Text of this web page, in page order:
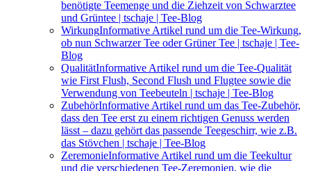
benötigte Teemenge und die Ziehzeit von Schwarztee
und Grüntee | tschaje | Tee-Blog
WirkungInformative Artikel rund um die Tee-Wirkung,
ob nun Schwarzer Tee oder Grüner Tee | tschaje | Tee-
Blog
QualitätInformative Artikel rund um die Tee-Qualität
wie First Flush, Second Flush und Flugtee sowie die
Verwendung von Teebeuteln | tschaje | Tee-Blog
ZubehörInformative Artikel rund um das Tee-Zubehör,
dass den Tee erst zu einem richtigen Genuss werden
lässt – dazu gehört das passende Teegeschirr, wie z.B.
das Stövchen | tschaje | Tee-Blog
ZeremonieInformative Artikel rund um die Teekultur
und die verschiedenen Tee-Zeremonien, wie die